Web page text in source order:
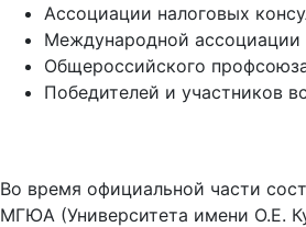
Ассоциации налоговых
Международной
Общероссийского
Победителей и участников
Во время официальной части
МГЮА (Университета имени О.Е.